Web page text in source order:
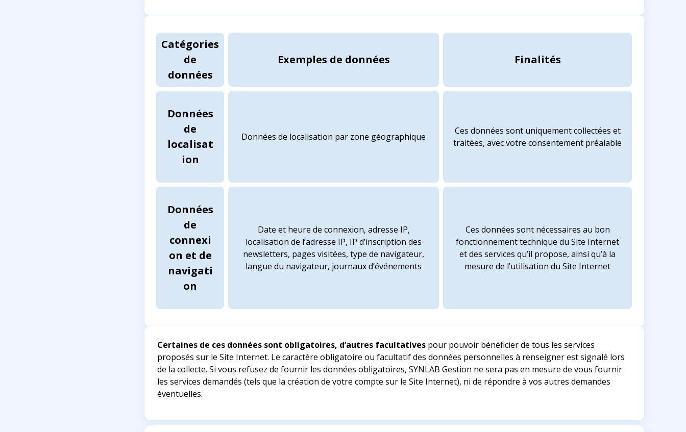
Catégories
de
données
Exemples de données Finalités
Données
de
localisat
ion
Données de localisation par zone géographique
Ces données sont uniquement collectées et
traitées, avec votre consentement préalable
Données
de
connexi
on et de
navigati
on
Date et heure de connexion, adresse IP,
localisation de l’adresse IP, IP d’inscription des
newsletters, pages visitées, type de navigateur,
langue du navigateur, journaux d’événements
Ces données sont nécessaires au bon
fonctionnement technique du Site Internet
et des services qu’il propose, ainsi qu’à la
mesure de l’utilisation du Site Internet
Certaines de ces données sont obligatoires, d’autres facultatives pour pouvoir bénéficier de tous les services
proposés sur le Site Internet. Le caractère obligatoire ou facultatif des données personnelles à renseigner est signalé lors
de la collecte. Si vous refusez de fournir les données obligatoires, SYNLAB Gestion ne sera pas en mesure de vous fournir
les services demandés (tels que la création de votre compte sur le Site Internet), ni de répondre à vos autres demandes
éventuelles.